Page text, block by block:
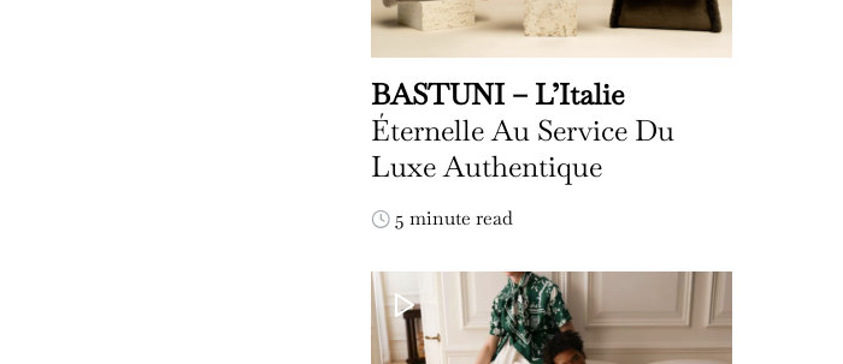
BASTUNI – L’Italie
Éternelle Au Service Du
Luxe Authentique
5 minute read